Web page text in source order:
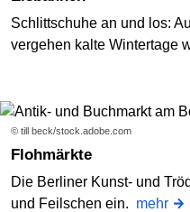
Schlittschuhe an und los:
vergehen kalte Wintertage
© till beck/stock.adobe.com
Flohmärkte
Die Berliner Kunst- und
und Feilschen ein. mehr